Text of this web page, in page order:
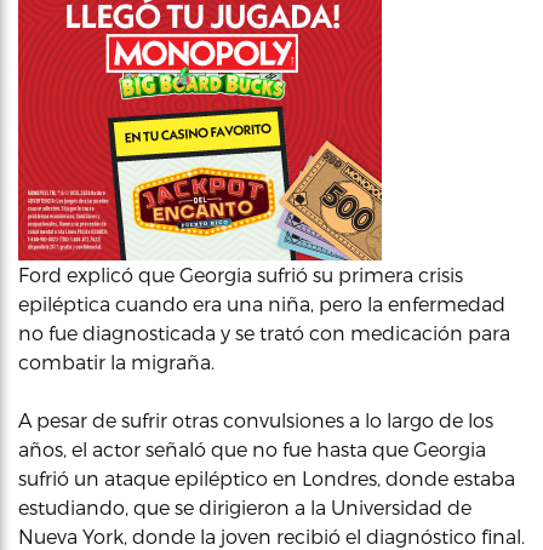
Ford explicó que Georgia sufrió su primera crisis
epiléptica cuando era una niña, pero la enfermedad
no fue diagnosticada y se trató con medicación para
combatir la migraña.
A pesar de sufrir otras convulsiones a lo largo de los
años, el actor señaló que no fue hasta que Georgia
sufrió un ataque epiléptico en Londres, donde estaba
estudiando, que se dirigieron a la Universidad de
Nueva York, donde la joven recibió el diagnóstico final.